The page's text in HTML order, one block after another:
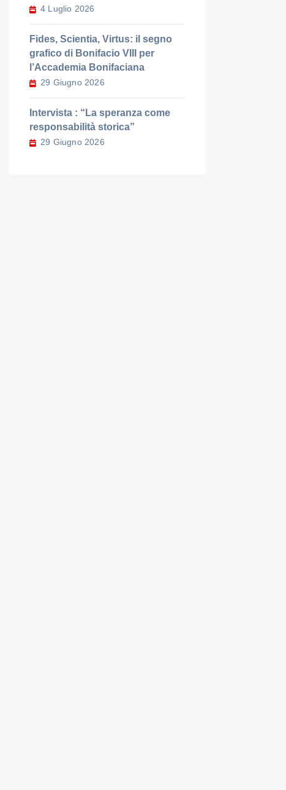
4 Luglio 2026
Fides, Scientia, Virtus: il segno
grafico di Bonifacio VIII per
l’Accademia Bonifaciana
29 Giugno 2026
Intervista : “La speranza come
responsabilità storica”
29 Giugno 2026